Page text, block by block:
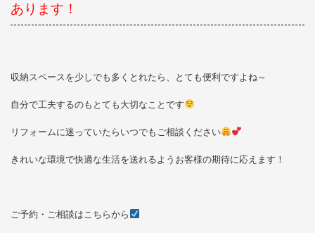
あります！
収納スペースを少しでも多くとれたら、とても便利ですよね～
自分で工夫するのもとても大切なことです
リフォームに迷っていたらいつでもご相談ください
きれいな環境で快適な生活を送れるようお客様の期待に応えます！
ご予約・ご相談はこちらから